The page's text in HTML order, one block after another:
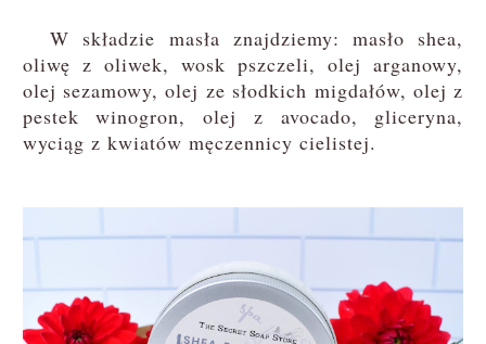
W składzie masła znajdziemy: masło shea,
oliwę z oliwek, wosk pszczeli, olej arganowy,
olej sezamowy, olej ze słodkich migdałów, olej z
pestek winogron, olej z avocado, gliceryna,
wyciąg z kwiatów męczennicy cielistej.